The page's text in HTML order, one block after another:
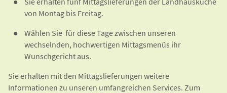
von Montag bis Freitag.
Wählen Sie für diese Tage zwischen unseren
wechselnden, hochwertigen Mittagsmenüs ihr
Wunschgericht aus.
Sie erhalten mit den Mittagslieferungen weitere
Informationen zu unseren umfangreichen Services. Zum